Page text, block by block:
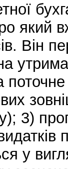
який
Він
3)
у